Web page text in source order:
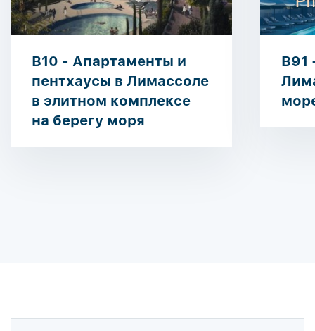
B10 - Апартаменты и
пентхаусы в Лимассоле
в элитном комплексе
на берегу моря
B91